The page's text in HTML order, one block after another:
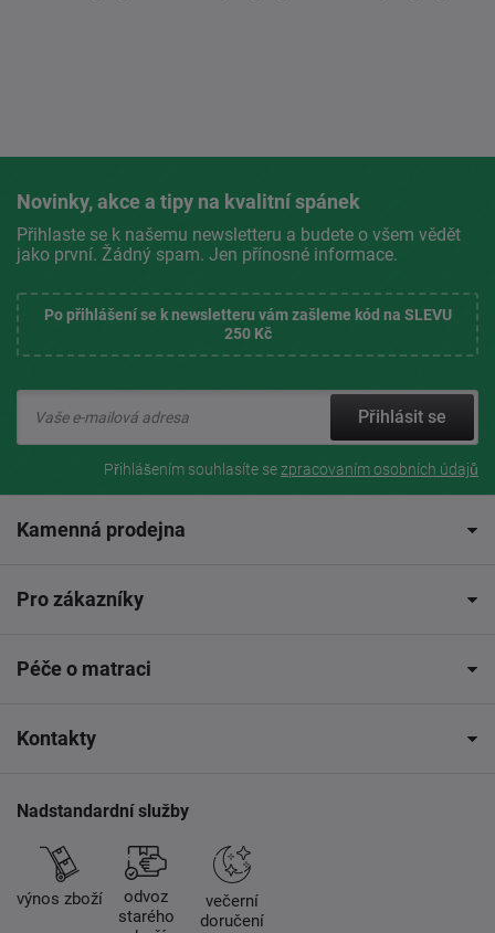
Novinky, akce a tipy na kvalitní spánek
Přihlaste se k našemu newsletteru a budete o všem vědět
jako první. Žádný spam. Jen přínosné informace.
Po přihlášení se k newsletteru vám zašleme kód na SLEVU
250 Kč
Přihlásit se
Přihlášením souhlasíte sezpracovaním osobních údajů
Kamenná prodejna
Pro zákazníky
Péče o matraci
Kontakty
Nadstandardní služby
výnos zboží
odvoz
starého
večerní
doručení